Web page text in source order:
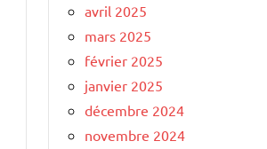
avril 2025
mars 2025
février 2025
janvier 2025
décembre 2024
novembre 2024